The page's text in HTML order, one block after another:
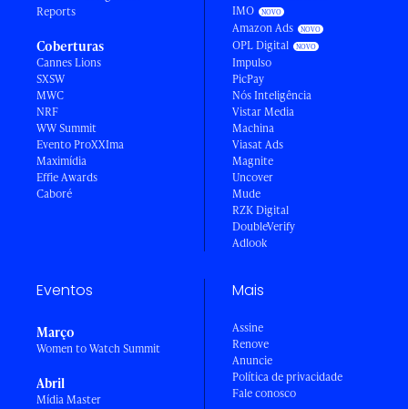
Reports
Coberturas
Cannes Lions
SXSW
MWC
NRF
WW Summit
Evento ProXXIma
Maximídia
Effie Awards
Caboré
IMO
Amazon Ads
OPL Digital
Impulso
PicPay
Nós Inteligência
Vistar Media
Machina
Viasat Ads
Magnite
Uncover
Mude
RZK Digital
DoubleVerify
Adlook
Eventos
Março
Women to Watch Summit
Abril
Mídia Master
Mais
Assine
Renove
Anuncie
Política de privacidade
Fale conosco